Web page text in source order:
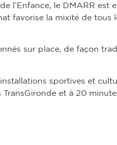
l’Enfance, le DMARR est
favorise la mixité de tous
sur place, de façon
sportives et
et à 20